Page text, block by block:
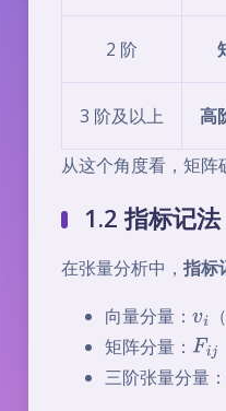
2 阶
3 阶及以上 高
从这个角度看，矩阵
1.2 指标记
在张量分析中， 指标
向量分量： vi （
矩阵分量： Fij
三阶张量分量：